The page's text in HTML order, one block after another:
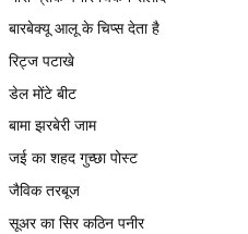
बारबेक्यू आलू के चिप्स देता है
रिट्ज पटाखे
डेल मोंटे बीट
बामा झरबेरी जाम
जई का शहद गुच्छा पोस्ट
जैविक तरबूज
सूअर का सिर कठिन पनीर